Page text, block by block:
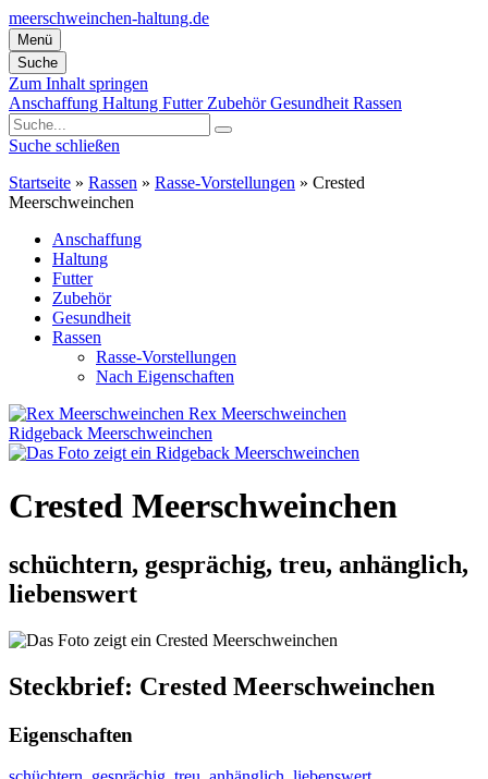
meerschweinchen-haltung.de
Menü
Suche
Zum Inhalt springen
Anschaffung Haltung Futter ZubehörGesundheit Rassen
Suche schließen
Startseite » Rassen » Rasse-Vorstellungen » Crested
Meerschweinchen
Anschaffung
Haltung
Futter
Zubehör
Gesundheit
Rassen
Rasse-Vorstellungen
Nach Eigenschaften
Rex Meerschweinchen
Ridgeback Meerschweinchen
Crested Meerschweinchen
schüchtern, gesprächig, treu, anhänglich,
liebenswert
Steckbrief: Crested Meerschweinchen
Eigenschaften